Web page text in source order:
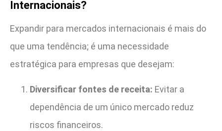
Internacionais?
Expandir para mercados internacionais é mais do
que uma tendência; é uma necessidade
estratégica para empresas que desejam:
Diversificar fontes de receita: Evitar a
dependência de um único mercado reduz
riscos financeiros.